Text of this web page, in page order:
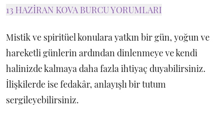
13 HAZİRAN KOVA BURCU YORUMLARI
Mistik ve spiritüel konulara yatkın bir gün, yoğun ve
hareketli günlerin ardından dinlenmeye ve kendi
halinizde kalmaya daha fazla ihtiyaç duyabilirsiniz.
İlişkilerde ise fedakâr, anlayışlı bir tutum
sergileyebilirsiniz.